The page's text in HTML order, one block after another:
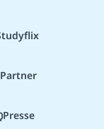
Partner
Presse